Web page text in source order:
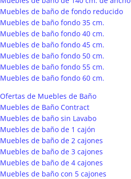
Muebles de baño de fondo reducido
Muebles de baño fondo 35 cm.
Muebles de baño fondo 40 cm.
Muebles de baño fondo 45 cm.
Muebles de baño fondo 50 cm.
Muebles de baño fondo 55 cm.
Muebles de baño fondo 60 cm.
Ofertas de Muebles de Baño
Muebles de Baño Contract
Muebles de baño sin Lavabo
Muebles de baño de 1 cajón
Muebles de baño de 2 cajones
Muebles de baño de 3 cajones
Muebles de baño de 4 cajones
Muebles de baño con 5 cajones